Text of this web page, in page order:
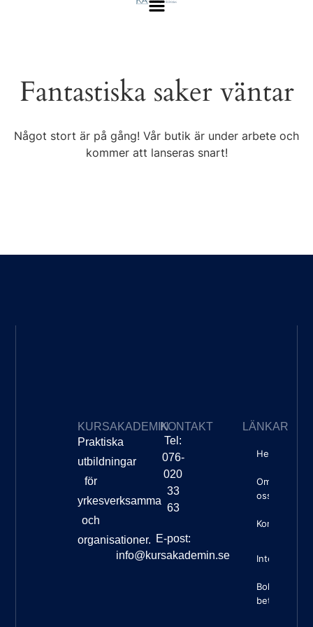
Fantastiska saker väntar
Något stort är på gång! Vår butik är under arbete och
kommer att lanseras snart!
KURSAKADEMIN
Praktiska
utbildningar
för
yrkesverksamma
och
organisationer.
KONTAKT
Tel:
076-
020
33
63
E-post:
info@kursakademin.se
LÄNKAR
Hem
Om
oss
Kontakt
Boknings-